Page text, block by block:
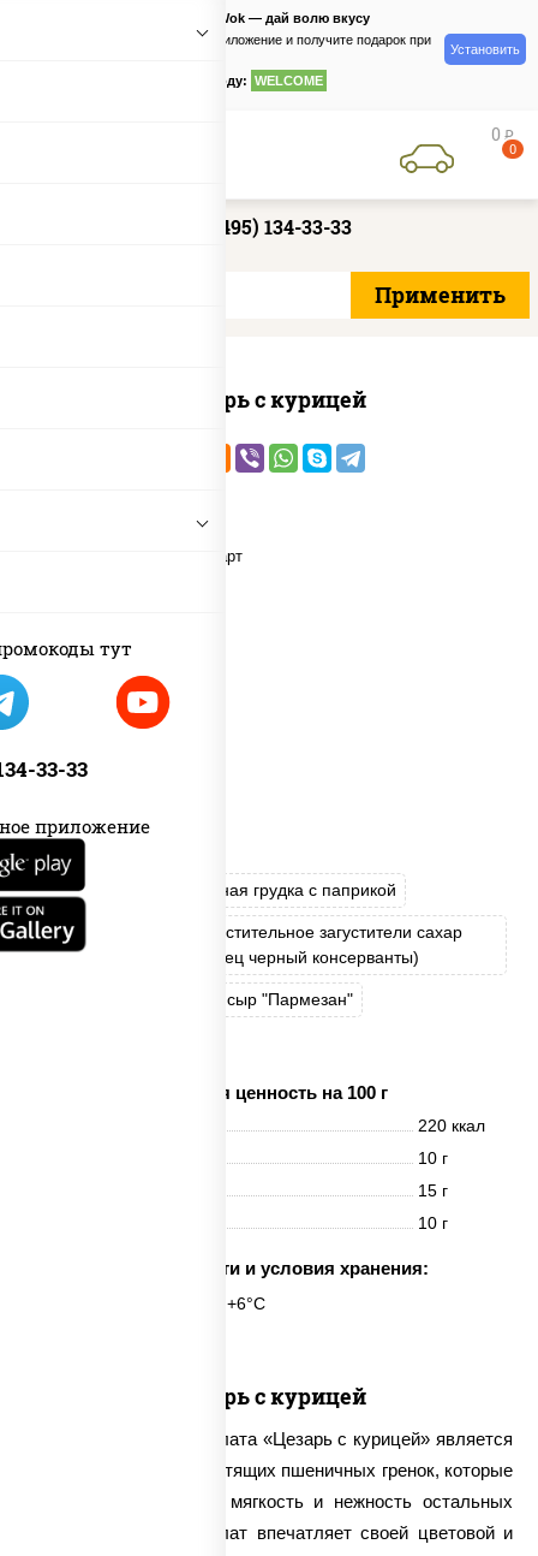
тут
33-33
приложение
PizzaSushiWok — дай волю вкусу
Скачайте приложение и получите подарок при
по промокоду: WELCOME
Установить
0 руб
0
+7 (495) 134-33-33
Цезарь с курицей
салат "Айсберг" куриная грудка с паприкой
соус "Цезарь" (масло растительное загустители сахар
яйца чеснок специи перец черный консерванты)
сыр "Пармезан"
Пищевая ценность на 100 г
220 ккал
10 г
15 г
10 г
Срок годности и условия хранения:
6 часов при t° от +2°C до +6°C
Цезарь с курицей
Характерной чертой салата «Цезарь с курицей» является
присутствие в нем хрустящих пшеничных гренок, которые
призваны подчеркнуть мягкость и нежность остальных
ингредиентов. Этот салат впечатляет своей цветовой и